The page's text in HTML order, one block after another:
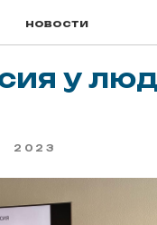
новости
у
2023